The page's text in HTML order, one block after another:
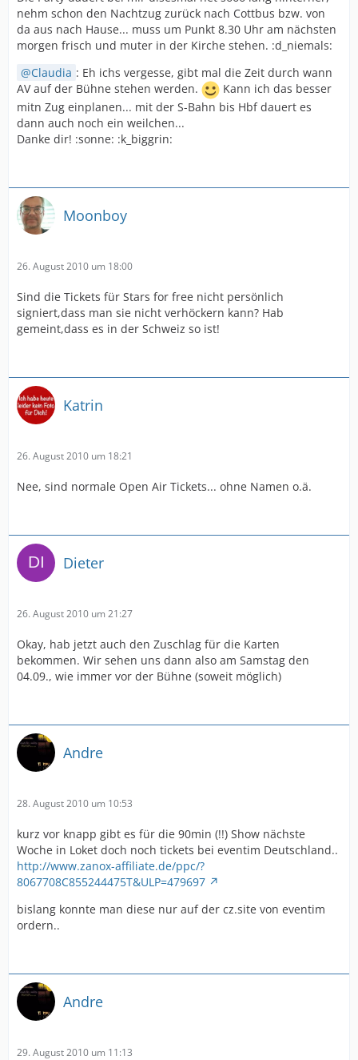
nehm schon den Nachtzug zurück nach Cottbus bzw. von
da aus nach Hause... muss um Punkt 8.30 Uhr am nächsten
morgen frisch und muter in der Kirche stehen. :d_niemals:
Claudia : Eh ichs vergesse, gibt mal die Zeit durch wann
AV auf der Bühne stehen werden.
Kann ich das besser
mitn Zug einplanen... mit der S-Bahn bis Hbf dauert es
dann auch noch ein weilchen...
Danke dir! :sonne: :k_biggrin:
Moonboy
26. August 2010 um 18:00
Sind die Tickets für Stars for free nicht persönlich
signiert,dass man sie nicht verhöckern kann? Hab
gemeint,dass es in der Schweiz so ist!
Katrin
26. August 2010 um 18:21
Nee, sind normale Open Air Tickets... ohne Namen o.ä.
Dieter
26. August 2010 um 21:27
Okay, hab jetzt auch den Zuschlag für die Karten
bekommen. Wir sehen uns dann also am Samstag den
04.09., wie immer vor der Bühne (soweit möglich)
Andre
28. August 2010 um 10:53
kurz vor knapp gibt es für die 90min (!!) Show nächste
Woche in Loket doch noch tickets bei eventim Deutschland..
http://www.zanox-affiliate.de/ppc/?
8067708C855244475T&ULP=479697
bislang konnte man diese nur auf der cz.site von eventim
ordern..
Andre
29. August 2010 um 11:13